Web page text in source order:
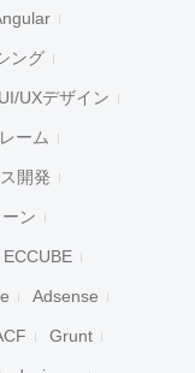
ング
UI/UXデザイン
ーム
開発
ン
ECCUBE
Adsense
Grunt